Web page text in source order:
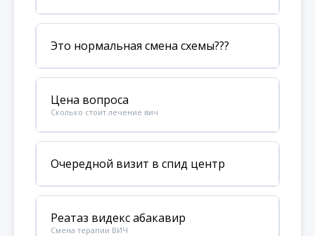
Это нормальная смена схемы???
Цена вопроса
Сколько стоит лечение вич
Очередной визит в спид центр
Реатаз видекс абакавир
Смена терапии ВИЧ